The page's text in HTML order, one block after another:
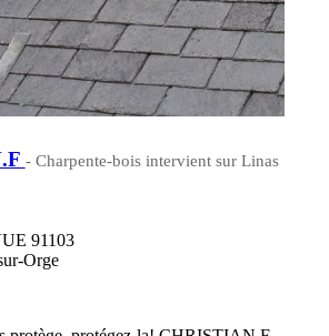
- Charpente-bois intervient sur Linas
91103
Orge